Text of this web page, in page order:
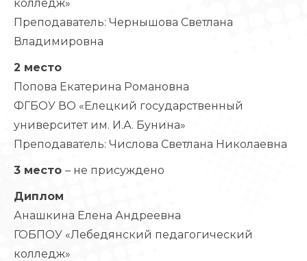
колледж»
Преподаватель: Чернышова Светлана
Владимировна
2 место
Попова Екатерина Романовна
ФГБОУ ВО «Елецкий государственный
университет им. И.А. Бунина»
Преподаватель: Числова Светлана Николаевна
3 место – не присуждено
Диплом
Анашкина Елена Андреевна
ГОБПОУ «Лебедянский педагогический
колледж»